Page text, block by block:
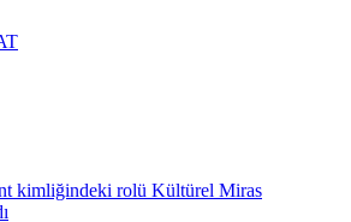
kimliğindeki rolü Kültürel Miras